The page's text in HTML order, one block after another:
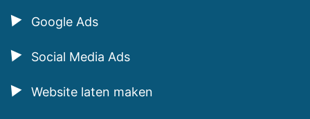
Google Ads
Social Media Ads
Website laten maken